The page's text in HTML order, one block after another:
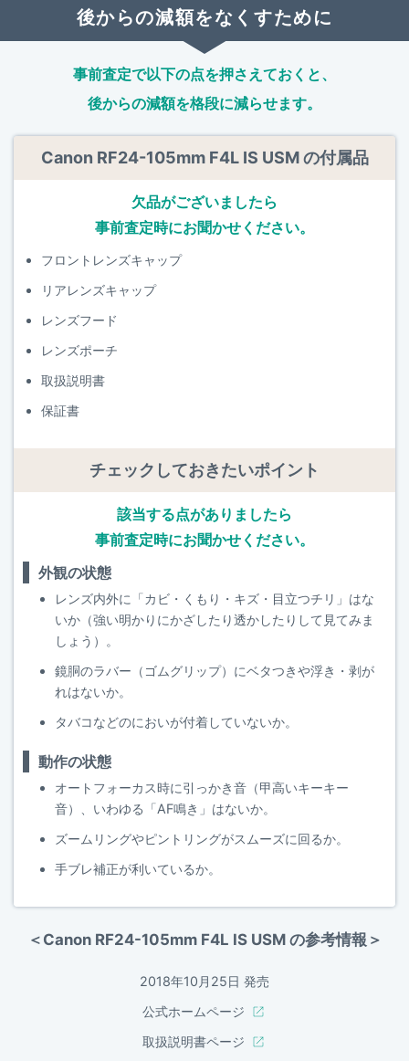
後からの減額をなくすために
事前査定で以下の点を押さえておくと、
後からの減額を格段に減らせます。
Canon RF24-105mm F4L IS USM の付属品
欠品がございましたら
事前査定時にお聞かせください。
フロントレンズキャップ
リアレンズキャップ
レンズフード
レンズポーチ
取扱説明書
保証書
チェックしておきたいポイント
該当する点がありましたら
事前査定時にお聞かせください。
外観の状態
レンズ内外に「カビ・くもり・キズ・目立つチリ」はな
いか（強い明かりにかざしたり透かしたりして見てみま
しょう）。
鏡胴のラバー（ゴムグリップ）にベタつきや浮き・剥が
れはないか。
タバコなどのにおいが付着していないか。
動作の状態
オートフォーカス時に引っかき音（甲高いキーキー
音）、いわゆる「AF鳴き」はないか。
ズームリングやピントリングがスムーズに回るか。
手ブレ補正が利いているか。
＜Canon RF24-105mm F4L IS USM の参考情報＞
2018年10月25日 発売
公式ホームページ
取扱説明書ページ